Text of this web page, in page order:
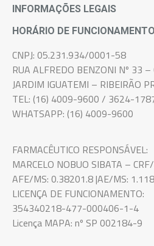
INFORMAÇÕES LEGAIS
HORÁRIO DE
CNPJ: 05.231.934/0001-58
RUA ALFREDO BENZONI Nº 33
JARDIM IGUATEMI – RIBEIRÃO
TEL: (16) 4009-9600 / 3624-
WHATSAPP: (16) 4009-9600
FARMACÊUTICO RESPONSÁVEL:
MARCELO NOBUO SIBATA –
AFE/MS: 0.38201.8 |AE/MS:
LICENÇA DE FUNCIONAMENTO:
354340218-477-000406-1-4
Licença MAPA: nº SP 002184-9